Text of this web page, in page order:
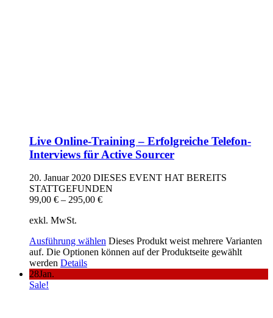
Live Online-Training – Erfolgreiche Telefon-
Interviews für Active Sourcer
20. Januar 2020 DIESES EVENT HAT BEREITS
STATTGEFUNDEN
99,00 € – 295,00 €
exkl. MwSt.
Ausführung wählen Dieses Produkt weist mehrere Varianten
auf. Die Optionen können auf der Produktseite gewählt
werden Details
28Jan.
Sale!